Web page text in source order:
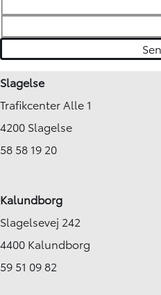
Slagelse
Trafikcenter Alle 1
4200 Slagelse
58 58 19 20
Kalundborg
Slagelsevej 242
4400 Kalundborg
59 51 09 82